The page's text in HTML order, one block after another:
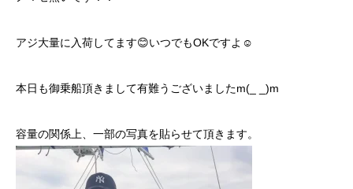
アジ大量に入荷してます😊いつでもOKですよ☺️
本日も御乗船頂きまして有難うございましたm(_ _)m
容量の関係上、一部の写真を貼らせて頂きます。